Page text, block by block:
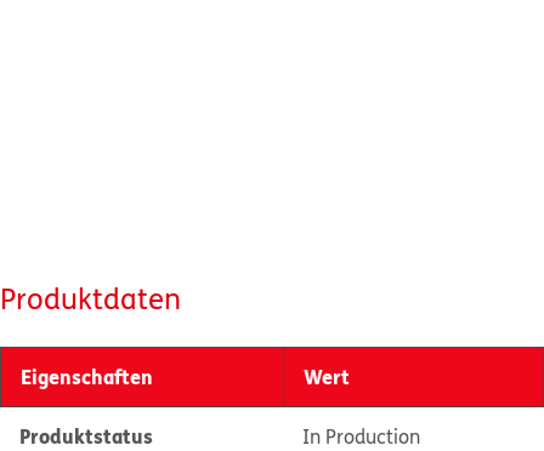
Produktdaten
Eigenschaften Wert
Produktstatus In Production